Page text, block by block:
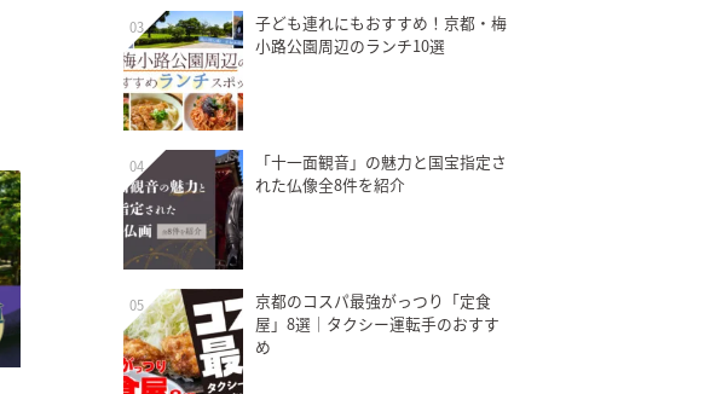
03
子ども連れにもおすすめ！京都・梅
小路公園周辺のランチ10選
04
「十一面観音」の魅力と国宝指定さ
れた仏像全8件を紹介
05
京都のコスパ最強がっつり「定食
屋」8選｜タクシー運転手のおすす
め